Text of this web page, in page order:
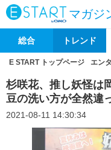
マガジ
総合 トレンド
E START トップページ エン
杉咲花、推し妖怪は
豆の洗い方が全然違
2021-08-11 14:30:34